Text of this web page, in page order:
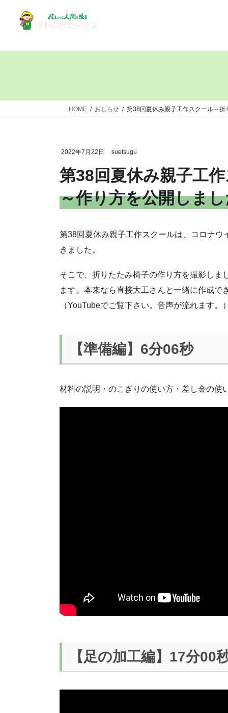
HOME おしらせ 第38回夏休み親子工作スクール～
2022年7月22日 suetsugu
第38回夏休み親子工
～作り方を公開しま
第38回夏休み親子工作スクールは、コロナ
きました。
そこで、折りたたみ椅子の作り方を撮影しま
ます。本来なら直接大工さんと一緒に作成
（YouTubeでご覧下さい。音声が流れます。
【準備編】6分06秒
材料の説明・のこぎりの使い方・差し金の使
【足の加工編】17分00